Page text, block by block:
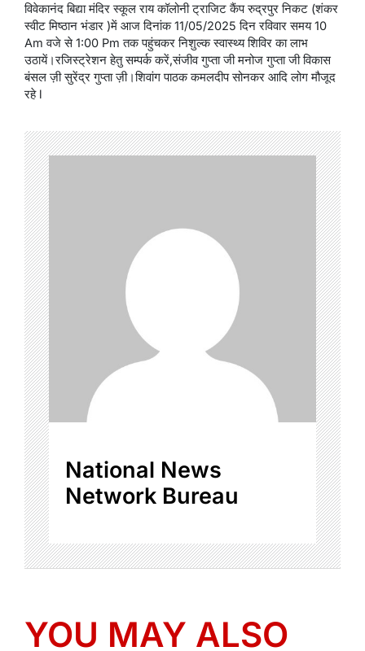
विवेकानंद बिद्या मंदिर स्कूल राय कॉलोनी ट्राजिट कैंप रुद्रपुर निकट (शंकर
स्वीट मिष्ठान भंडार )में आज दिनांक 11/05/2025 दिन रविवार समय 10
Am वजे से 1:00 Pm तक पहुंचकर निशुल्क स्वास्थ्य शिविर का लाभ
उठायें।रजिस्ट्रेशन हेतु सम्पर्क करें,संजीव गुप्ता जी मनोज गुप्ता जी विकास
बंसल ज़ी सुरेंद्र गुप्ता ज़ी।शिवांग पाठक कमलदीप सोनकर आदि लोग मौजूद
रहे l
National News
Network Bureau
YOU MAY ALSO